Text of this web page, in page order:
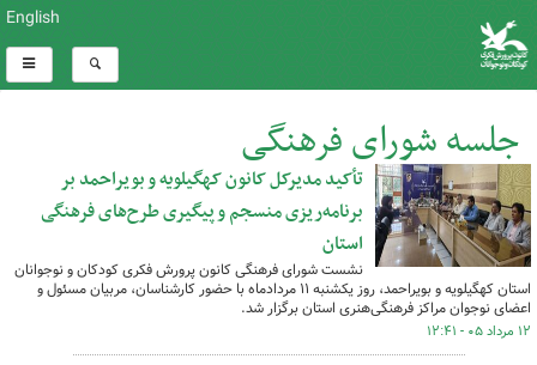
English
جلسه شورای فرهنگی
کل اخبار:140
تأکید مدیرکل کانون کهگیلویه و بویراحمد بر
برنامه‌ریزی منسجم و پیگیری طرح‌های فرهنگی
استان
نشست شورای فرهنگی کانون پرورش فکری کودکان و نوجوانان
استان کهگیلویه و بویراحمد، روز یکشنبه ۱۱ مردادماه با حضور کارشناسان، مربیان مسئول و
اعضای نوجوان مراکز فرهنگی‌هنری استان برگزار شد.
۱۲ مرداد ۰۵ - ۱۲:۴۱